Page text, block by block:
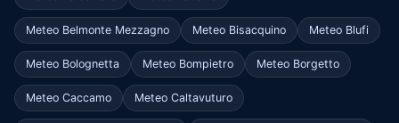
Meteo Belmonte Mezzagno Meteo Bisacquino Meteo Blufi
Meteo Bolognetta Meteo Bompietro Meteo Borgetto
Meteo Caccamo Meteo Caltavuturo